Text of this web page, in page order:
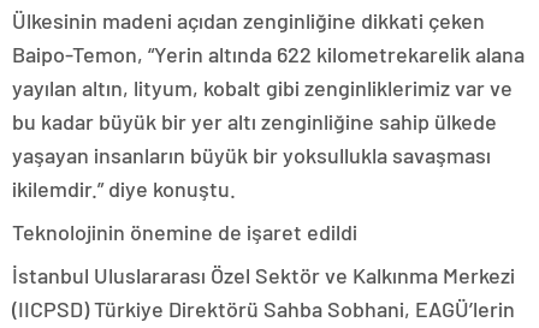
Ülkesinin madeni açıdan zenginliğine dikkati çeken
Baipo-Temon, “Yerin altında 622 kilometrekarelik alana
yayılan altın, lityum, kobalt gibi zenginliklerimiz var ve
bu kadar büyük bir yer altı zenginliğine sahip ülkede
yaşayan insanların büyük bir yoksullukla savaşması
ikilemdir.” diye konuştu.
Teknolojinin önemine de işaret edildi
İstanbul Uluslararası Özel Sektör ve Kalkınma Merkezi
(IICPSD) Türkiye Direktörü Sahba Sobhani, EAGÜ’lerin